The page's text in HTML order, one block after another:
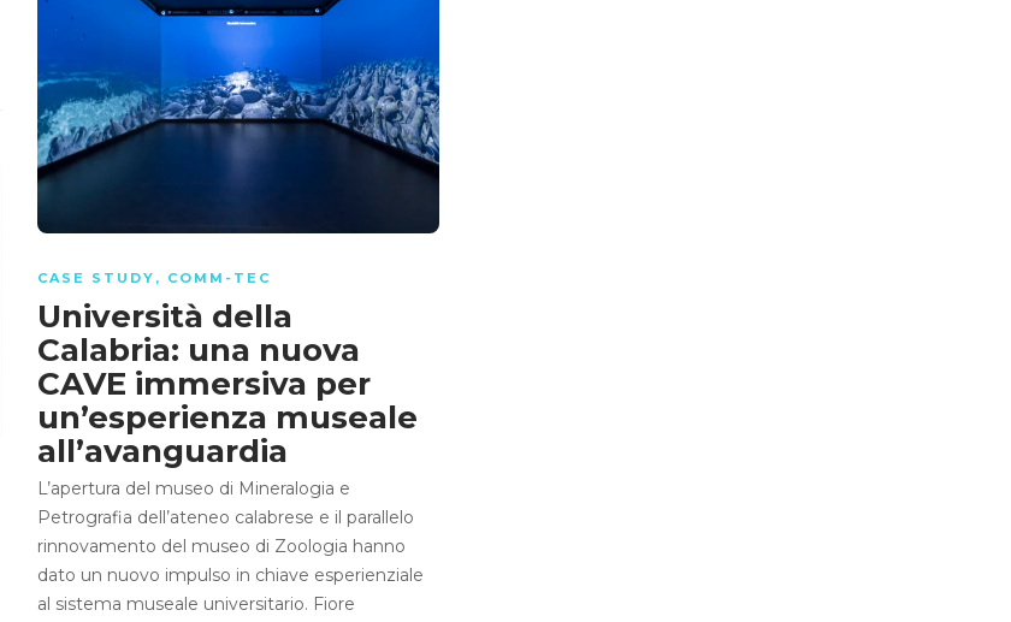
CASE STUDY , COMM-TEC
Università della
Calabria: una nuova
CAVE immersiva per
un’esperienza museale
all’avanguardia
L’apertura del museo di Mineralogia e
Petrografia dell’ateneo calabrese e il parallelo
rinnovamento del museo di Zoologia hanno
dato un nuovo impulso in chiave esperienziale
al sistema museale universitario. Fiore